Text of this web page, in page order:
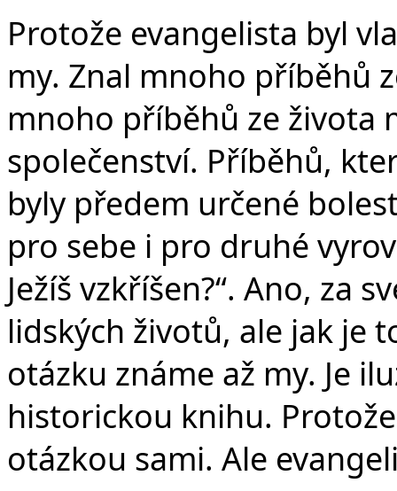
Protože evangelista byl
my. Znal mnoho příběhů
mnoho příběhů ze života
společenství. Příběhů,
byly předem určené
pro sebe i pro druhé
Ježíš vzkříšen?“. Ano, za
lidských životů, ale jak je
otázku známe až my. Je
historickou knihu.
otázkou sami. Ale